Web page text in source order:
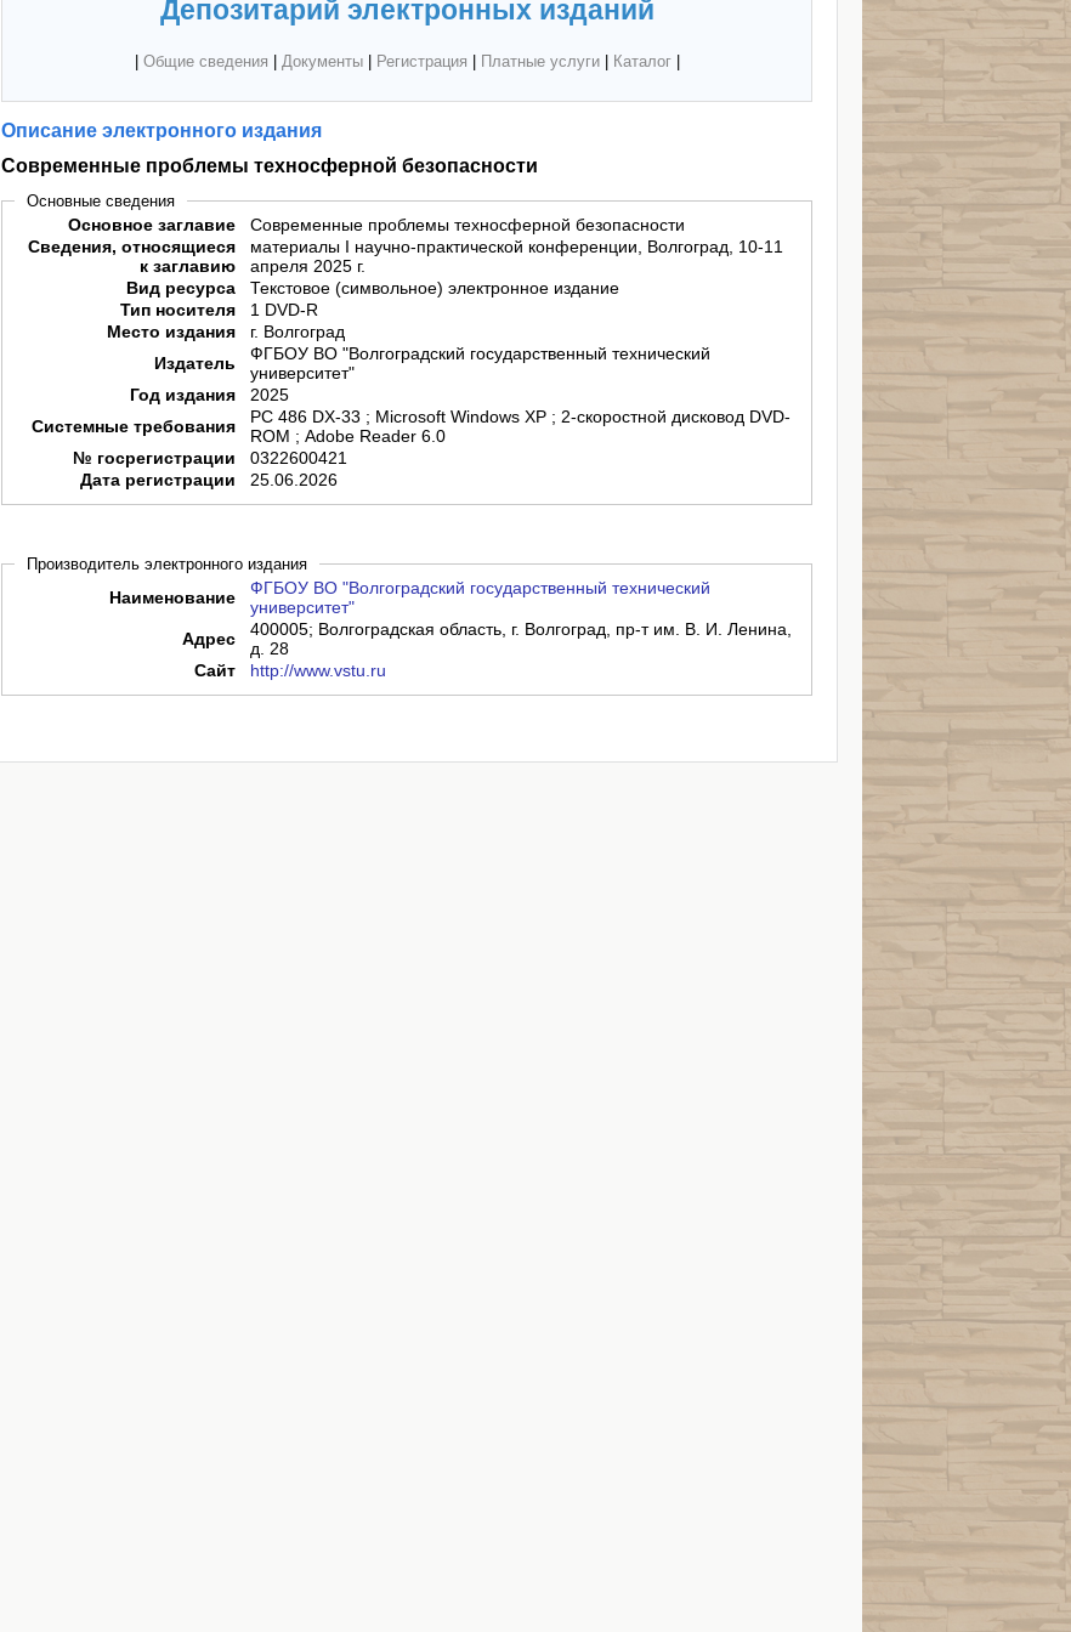
Депозитарий электронных изданий
Общие сведения Документы| Регистрация Платные услуги| Каталог|
Описание электронного издания
Современные проблемы техносферной безопасности
Основные сведения
Основное заглавие
Современные проблемы техносферной безопасности
Сведения, относящиеся
к заглавию
материалы I научно-практической конференции, Волгоград, 10-11
апреля 2025 г.
Вид ресурса
Текстовое (символьное) электронное издание
Тип носителя
1 DVD-R
Место издания
г. Волгоград
Издатель
ФГБОУ ВО "Волгоградский государственный технический
университет"
Год издания
2025
Системные требования
PC 486 DX-33 ; Microsoft Windows XP ; 2-скоростной дисковод DVD-
ROM ; Adobe Reader 6.0
№ госрегистрации
0322600421
Дата регистрации
25.06.2026
Производитель электронного издания
Наименование
ФГБОУ ВО "Волгоградский государственный технический
университет"
Адрес
400005; Волгоградская область, г. Волгоград, пр-т им. В. И. Ленина,
д. 28
Сайт
http://www.vstu.ru